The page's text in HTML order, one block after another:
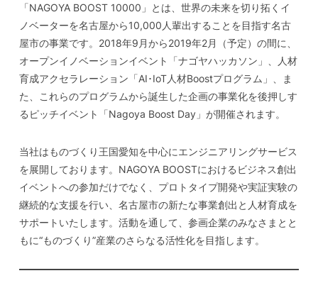
「NAGOYA BOOST 10000」とは、世界の未来を切り拓くイ
ノベーターを名古屋から10,000人輩出することを目指す名古
屋市の事業です。2018年9月から2019年2月（予定）の間に、
オープンイノベーションイベント「ナゴヤハッカソン」、人材
育成アクセラレーション「AI･IoT⼈材Boostプログラム」、ま
た、これらのプログラムから誕生した企画の事業化を後押しす
るピッチイベント「Nagoya Boost Day」が開催されます。
当社はものづくり王国愛知を中心にエンジニアリングサービス
を展開しております。NAGOYA BOOSTにおけるビジネス創出
イベントへの参加だけでなく、プロトタイプ開発や実証実験の
継続的な支援を行い、名古屋市の新たな事業創出と人材育成を
サポートいたします。活動を通して、参画企業のみなさまとと
もに“ものづくり”産業のさらなる活性化を目指します。